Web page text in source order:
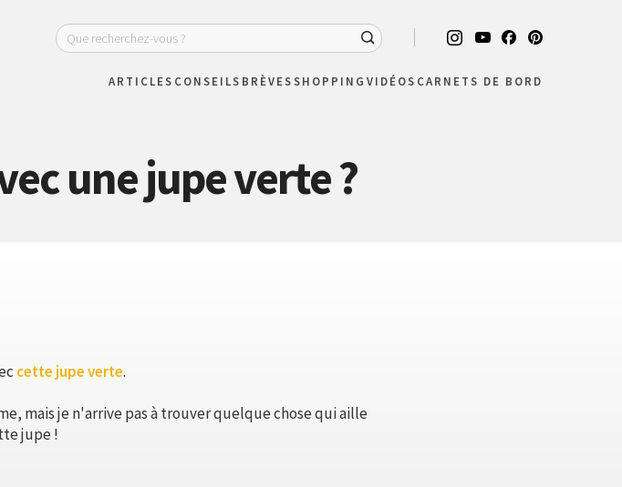
ARTICLES CONSEILS BRÈVESSHOPPING VIDÉOS CARNETS DE BORD
une jupe verte ?
cette jupe verte.
mais je n'arrive pas à trouver quelque chose qui aille
jupe !